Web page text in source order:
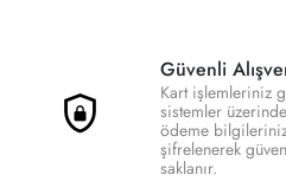
Güvenli
Kart işlemleriniz
sistemler
ödeme
şifrelenerek
saklanır.